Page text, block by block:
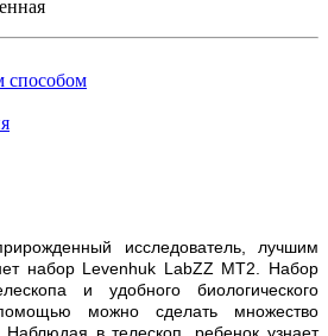
исследователь, лучшим
набор Levenhuk LabZZ MT2. Набор
и удобного биологического
можно сделать множество